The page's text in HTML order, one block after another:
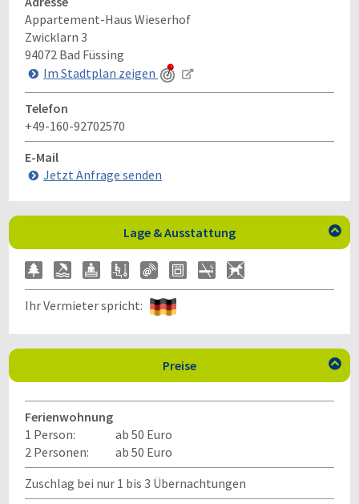
Appartement-Haus Wieserhof
Zwicklarn 3
94072 Bad Füssing
Im Stadtplan zeigen
Telefon
+49-160-92702570
E-Mail
Jetzt Anfrage senden
Lage & Ausstattung 
Ihr Vermieter spricht:
Preise 
Ferienwohnung
1 Person:
ab 50 Euro
2 Personen:
ab 50 Euro
Zuschlag bei nur 1 bis 3 Übernachtungen